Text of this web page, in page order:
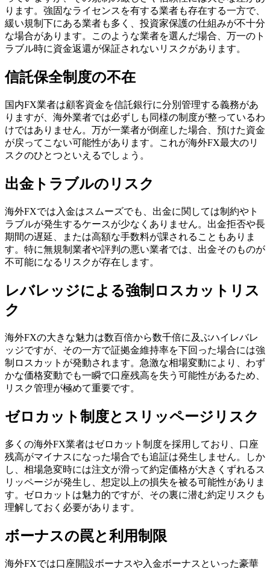
ります。強固なライセンスを有する業者も存在する一方で、
緩い規制下にある業者も多く、投資家保護の仕組みが不十分
な場合があります。このような業者を選んだ場合、万一のト
ラブル時に資金返還が保証されないリスクがあります。
信託保全制度の不在
国内FX業者は顧客資金を信託銀行に分別管理する義務があ
りますが、海外業者では必ずしも同様の制度が整っているわ
けではありません。万が一業者が倒産した場合、預けた資金
が戻ってこない可能性があります。これが海外FX最大のリ
スクのひとつといえるでしょう。
出金トラブルのリスク
海外FXでは入金はスムーズでも、出金に関しては制約やト
ラブルが発生するケースが少なくありません。出金拒否や長
期間の遅延、または高額な手数料が課されることもありま
す。特に無規制業者や評判の悪い業者では、出金そのものが
不可能になるリスクが存在します。
レバレッジによる強制ロスカットリス
ク
海外FXの大きな魅力は数百倍から数千倍に及ぶハイレバレ
ッジですが、その一方で証拠金維持率を下回った場合には強
制ロスカットが発動されます。急激な相場変動により、わず
かな価格変動でも一瞬で口座残高を失う可能性があるため、
リスク管理が極めて重要です。
ゼロカット制度とスリッページリスク
多くの海外FX業者はゼロカット制度を採用しており、口座
残高がマイナスになった場合でも追証は発生しません。しか
し、相場急変時には注文が滑って約定価格が大きくずれるス
リッページが発生し、想定以上の損失を被る可能性がありま
す。ゼロカットは魅力的ですが、その裏に潜む約定リスクも
理解しておく必要があります。
ボーナスの罠と利用制限
海外FXでは口座開設ボーナスや入金ボーナスといった豪華